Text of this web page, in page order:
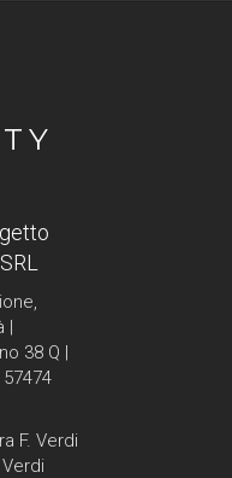
|
38 Q |
57474
F. Verdi
Verdi